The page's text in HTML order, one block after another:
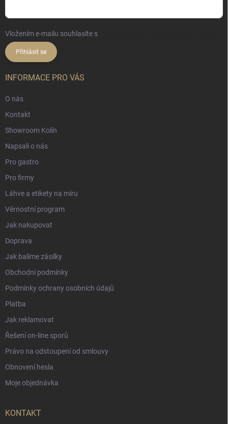
Vložením e-mailu souhlasíte s
Přihlásit se
INFORMACE PRO VÁS
O nás
Kontakt
Showroom Kolín
Napsali o nás
Pro gastro
Pro firmy
Láhve a etikety na míru
Věrnostní program
Jak nakupovat
Doprava
Jak balíme zásilky
Obchodní podmínky
Podmínky ochrany osobních údajů
Platba
Jak reklamovat
Řešení on-line sporů
Právo na odstoupení od smlouvy
Obnovení hesla
Moje objednávka
KONTAKT